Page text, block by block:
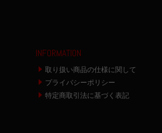
INFORMATION
取り扱い商品の仕様に関して
プライバシーポリシー
特定商取引法に基づく表記